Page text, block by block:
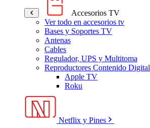
Accesorios TV
Ver todo en accesorios tv
Bases y Soportes TV
Antenas
Cables
Regulador, UPS y Multitoma
Reproductores Contenido Digital
Apple TV
Roku
Netflix y Pines